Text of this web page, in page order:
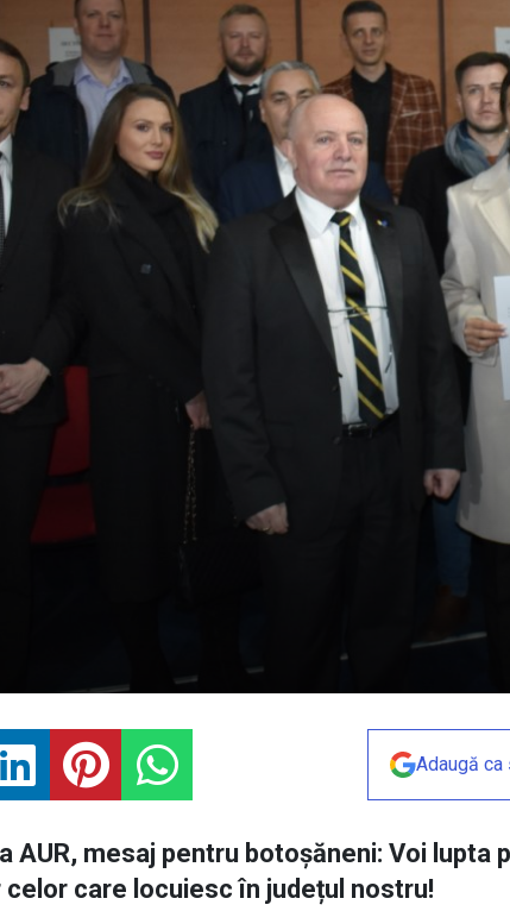
Adaugă ca
AUR, mesaj pentru botoșăneni: Voi lupta
celor care locuiesc în județul nostru!